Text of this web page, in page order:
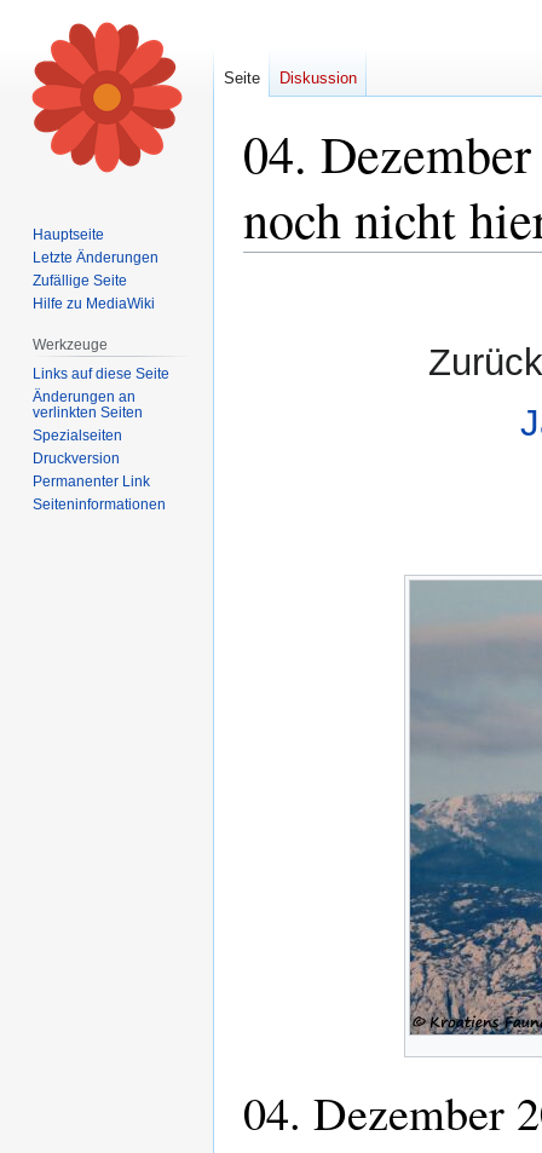
04.
noch nicht
04. Dezember
Seite Diskussion
Hauptseite
Letzte Änderungen
Zufällige Seite
Hilfe zu MediaWiki
Werkzeuge
Links auf diese Seite
Änderungen an
verlinkten Seiten
Spezialseiten
Druckversion
Permanenter Link
Seiten­informationen